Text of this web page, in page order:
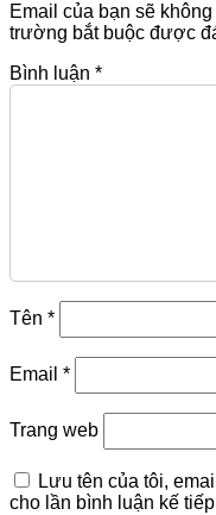
Email của bạn sẽ
trường bắt buộc được
Bình luận *
Tên *
Email *
Trang web
Lưu tên của tôi,
cho lần bình luận kế